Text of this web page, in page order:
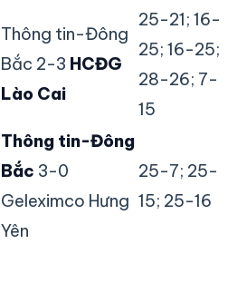
Thông tin-Đông
Bắc 2-3 HCĐG
Lào Cai
25-21; 16-
25; 16-25;
28-26; 7-
15
Thông tin-Đông
Bắc 3-0
Geleximco Hưng
Yên
25-7; 25-
15; 25-16